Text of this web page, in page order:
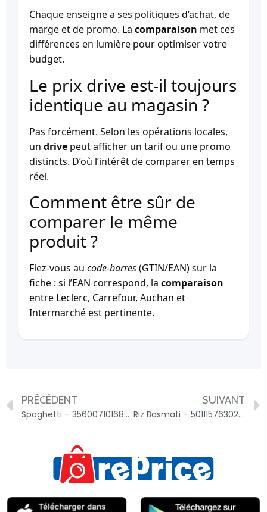
Chaque enseigne a ses politiques d’achat, de
marge et de promo. La comparaison met ces
différences en lumière pour optimiser votre
budget.
Le prix drive est-il toujours
identique au magasin ?
Pas forcément. Selon les opérations locales,
un drive peut afficher un tarif ou une promo
distincts. D’où l’intérêt de comparer en temps
réel.
Comment être sûr de
comparer le même
produit ?
Fiez-vous au code-barres(GTIN/EAN) sur la
fiche : si l’EAN correspond, la comparaison
entre Leclerc, Carrefour, Auchan et
Intermarché est pertinente.
PRÉCÉDENT
Spaghetti – 3560071016869
SUIVANT
Riz Basmati – 5011157630274